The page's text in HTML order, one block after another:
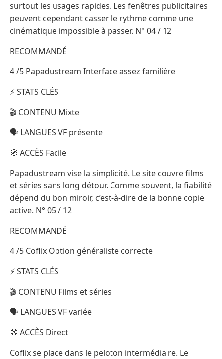
surtout les usages rapides. Les fenêtres publicitaires
peuvent cependant casser le rythme comme une
cinématique impossible à passer. N° 04 / 12
RECOMMANDÉ
4 /5 Papadustream Interface assez familière
⚡ STATS CLÉS
🎬 CONTENU Mixte
🗣️ LANGUES VF présente
🧭 ACCÈS Facile
Papadustream vise la simplicité. Le site couvre films
et séries sans long détour. Comme souvent, la fiabilité
dépend du bon miroir, c’est-à-dire de la bonne copie
active. N° 05 / 12
RECOMMANDÉ
4 /5 Coflix Option généraliste correcte
⚡ STATS CLÉS
🎬 CONTENU Films et séries
🗣️ LANGUES VF variée
🧭 ACCÈS Direct
Coflix se place dans le peloton intermédiaire. Le